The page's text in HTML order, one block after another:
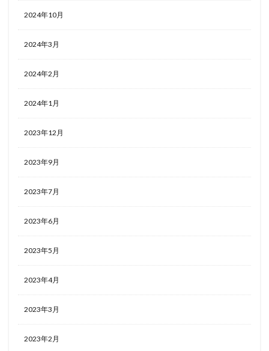
2024年10月
2024年3月
2024年2月
2024年1月
2023年12月
2023年9月
2023年7月
2023年6月
2023年5月
2023年4月
2023年3月
2023年2月